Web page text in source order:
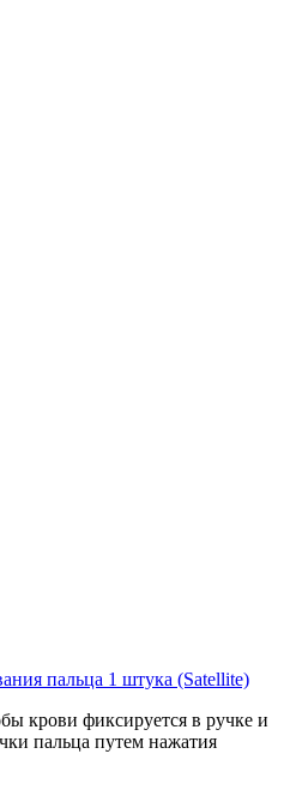
пальца 1 штука (Satellite)
крови фиксируется в ручке и
пальца путем нажатия